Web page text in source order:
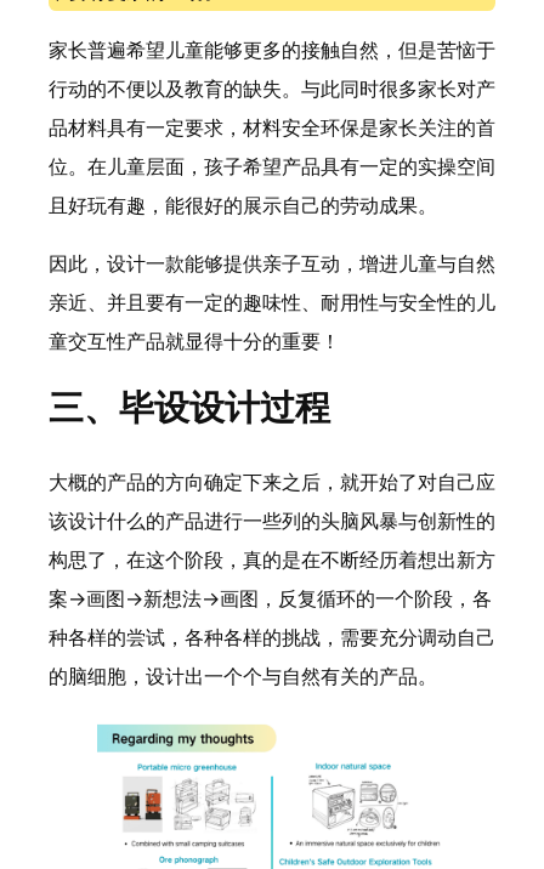
家长普遍希望儿童能够更多的接触自然，但是苦恼于
行动的不便以及教育的缺失。与此同时很多家长对产
品材料具有一定要求，材料安全环保是家长关注的首
位。在儿童层面，孩子希望产品具有一定的实操空间
且好玩有趣，能很好的展示自己的劳动成果。
因此，设计一款能够提供亲子互动，增进儿童与自然
亲近、并且要有一定的趣味性、耐用性与安全性的儿
童交互性产品就显得十分的重要！
三、毕设设计过程
大概的产品的方向确定下来之后，就开始了对自己应
该设计什么的产品进行一些列的头脑风暴与创新性的
构思了，在这个阶段，真的是在不断经历着想出新方
案→画图→新想法→画图，反复循环的一个阶段，各
种各样的尝试，各种各样的挑战，需要充分调动自己
的脑细胞，设计出一个个与自然有关的产品。